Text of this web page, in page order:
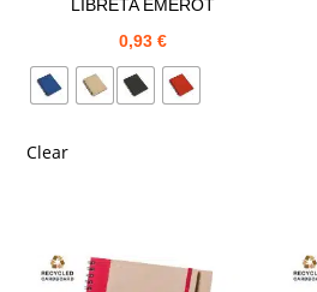
LIBRETA EMEROT
0,93€
Clear